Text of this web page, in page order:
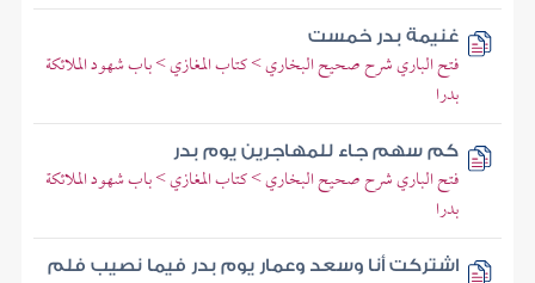
غنيمة بدر خمست
فتح الباري شرح صحيح البخاري > كتاب المغازي > باب شهود الملائكة
بدرا
كم سهم جاء للمهاجرين يوم بدر
فتح الباري شرح صحيح البخاري > كتاب المغازي > باب شهود الملائكة
بدرا
اشتركت أنا وسعد وعمار يوم بدر فيما نصيب فلم